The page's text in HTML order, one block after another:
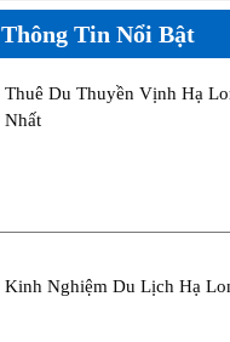
Thông Tin Nổi Bật
Thuê Du Thuyền Vịnh Hạ
Nhất
Kinh Nghiệm Du Lịch Hạ